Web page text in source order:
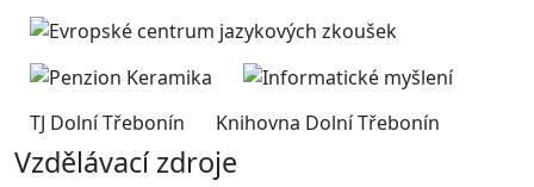
TJ Dolní Třebonín Knihovna Dolní Třebonín
Vzdělávací zdroje